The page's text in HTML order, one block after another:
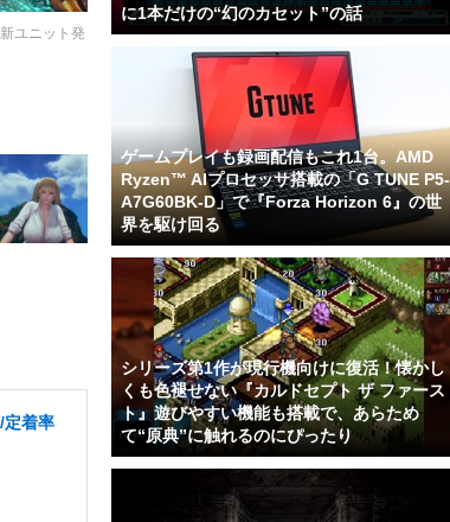
ユニット発
定着率
に1本だけの“幻のカセット”の話
ゲームプレイも録画配信もこれ1台。AMD
Ryzen™ AIプロセッサ搭載の「G TUNE P5-
A7G60BK-D」で『Forza Horizon 6』の世
界を駆け回る
シリーズ第1作が現行機向けに復活！懐かし
くも色褪せない『カルドセプト ザ ファース
ト』遊びやすい機能も搭載で、あらため
て“原典”に触れるのにぴったり